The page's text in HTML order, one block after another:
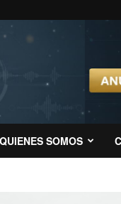
QUIENES SOMOS